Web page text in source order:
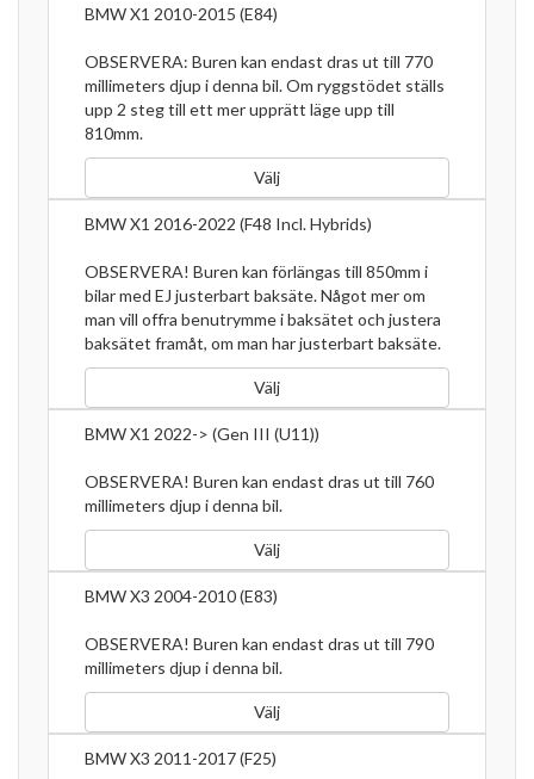
BMW X1 2010-2015 (E84)
OBSERVERA: Buren kan endast dras ut till 770
millimeters djup i denna bil. Om ryggstödet ställs
upp 2 steg till ett mer upprätt läge upp till
810mm.
Välj
BMW X1 2016-2022 (F48 Incl. Hybrids)
OBSERVERA! Buren kan förlängas till 850mm i
bilar med EJ justerbart baksäte. Något mer om
man vill offra benutrymme i baksätet och justera
baksätet framåt, om man har justerbart baksäte.
Välj
BMW X1 2022-> (Gen III (U11))
OBSERVERA! Buren kan endast dras ut till 760
millimeters djup i denna bil.
Välj
BMW X3 2004-2010 (E83)
OBSERVERA! Buren kan endast dras ut till 790
millimeters djup i denna bil.
Välj
BMW X3 2011-2017 (F25)